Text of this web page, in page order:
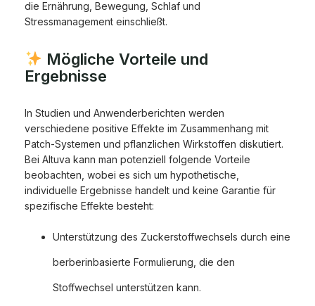
die Ernährung, Bewegung, Schlaf und
Stressmanagement einschließt.
Mögliche Vorteile und
Ergebnisse
In Studien und Anwenderberichten werden
verschiedene positive Effekte im Zusammenhang mit
Patch-Systemen und pflanzlichen Wirkstoffen diskutiert.
Bei Altuva kann man potenziell folgende Vorteile
beobachten, wobei es sich um hypothetische,
individuelle Ergebnisse handelt und keine Garantie für
spezifische Effekte besteht:
Unterstützung des Zuckerstoffwechsels durch eine
berberinbasierte Formulierung, die den
Stoffwechsel unterstützen kann.